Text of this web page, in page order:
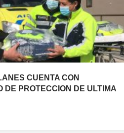
CUENTA CON
DE PROTECCION DE ULTIMA